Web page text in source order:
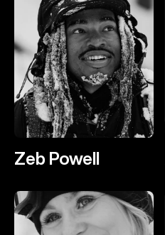
Zeb Powell